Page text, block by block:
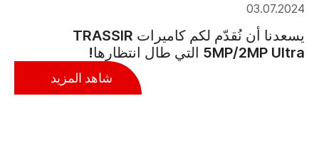
03.07.2024
يسعدنا أن نُقدّم لكم كاميرات TRASSIR
5MP/2MP Ultra التي طال انتظارها!
شاهد المزيد